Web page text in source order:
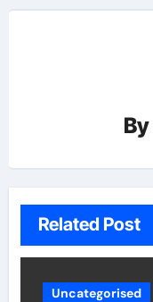
By
Related Post
Uncategorised